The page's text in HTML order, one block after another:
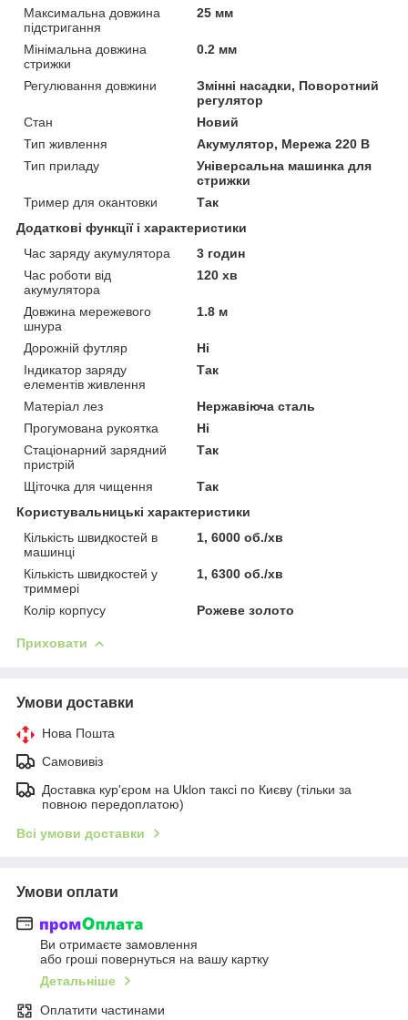
Максимальна довжина
підстригання
25 мм
Мінімальна довжина
стрижки
0.2 мм
Регулювання довжини
Змінні насадки, Поворотний
регулятор
Стан
Новий
Тип живлення
Акумулятор, Мережа 220 В
Тип приладу
Універсальна машинка для
стрижки
Тример для окантовки
Так
Додаткові функції і характеристики
Час заряду акумулятора
3 годин
Час роботи від
акумулятора
120 хв
Довжина мережевого
шнура
1.8 м
Дорожній футляр
Ні
Індикатор заряду
елементів живлення
Так
Матеріал лез
Нержавіюча сталь
Прогумована рукоятка
Ні
Стаціонарний зарядний
пристрій
Так
Щіточка для чищення
Так
Користувальницькі характеристики
Кількість швидкостей в
машинці
1, 6000 об./хв
Кількість швидкостей у
триммері
1, 6300 об./хв
Колір корпусу Рожеве золото
Приховати
Умови доставки
Нова Пошта
Самовивіз
Доставка кур'єром на Uklon таксі по Києву (тільки за
повною передоплатою)
Всі умови доставки
Умови оплати
Ви отримаєте замовлення
або гроші повернуться на вашу картку
Детальніше
Оплатити частинами